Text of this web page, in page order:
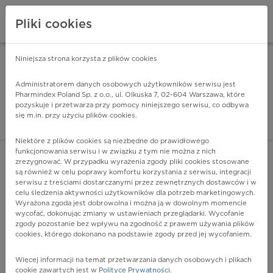
Pharmindex - lider
ZALOGUJ SIĘ
A18.6 - Gruźlica ucha
Więcej na lekiicd10.pl
Pliki cookies
Niniejsza strona korzysta z plików cookies
Administratorem danych osobowych użytkowników serwisu jest
Pharmindex Poland Sp. z o.o., ul. Olkuska 7, 02-604 Warszawa, które
pozyskuje i przetwarza przy pomocy niniejszego serwisu, co odbywa
się m.in. przy użyciu plików cookies.
Niektóre z plików cookies są niezbędne do prawidłowego
funkcjonowania serwisu i w związku z tym nie można z nich
zrezygnować. W przypadku wyrażenia zgody pliki cookies stosowane
są również w celu poprawy komfortu korzystania z serwisu, integracji
serwisu z treściami dostarczanymi przez zewnętrznych dostawców i w
celu śledzenia aktywności użytkowników dla potrzeb marketingowych.
Wyrażona zgoda jest dobrowolna i można ją w dowolnym momencie
wycofać, dokonując zmiany w ustawieniach przeglądarki. Wycofanie
zgody pozostanie bez wpływu na zgodność z prawem używania plików
cookies, którego dokonano na podstawie zgody przed jej wycofaniem.
Więcej informacji na temat przetwarzania danych osobowych i plikach
cookie zawartych jest w Polityce Prywatności.
ZA DARMO - w Google Play INSTALUJ